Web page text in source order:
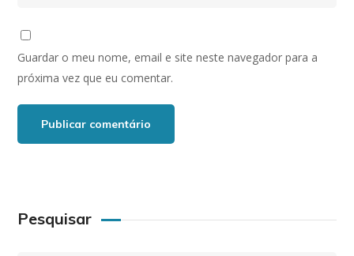
Guardar o meu nome, email e site neste navegador para a
próxima vez que eu comentar.
Pesquisar